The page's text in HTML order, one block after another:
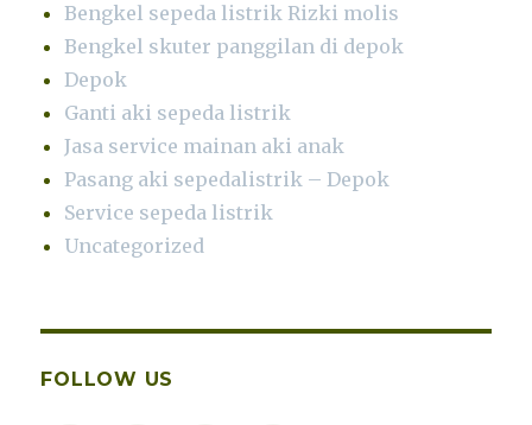
Bengkel sepeda listrik Rizki molis
Bengkel skuter panggilan di depok
Depok
Ganti aki sepeda listrik
Jasa service mainan aki anak
Pasang aki sepedalistrik – Depok
Service sepeda listrik
Uncategorized
FOLLOW US